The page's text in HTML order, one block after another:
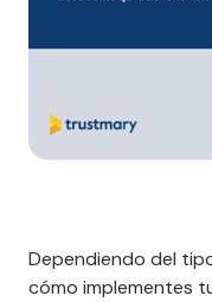
Dependiendo del
cómo implementes